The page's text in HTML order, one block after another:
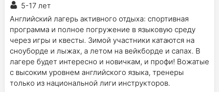
5-17 лет
Английский лагерь активного отдыха: спортивная
программа и полное погружение в языковую среду
через игры и квесты. Зимой участники катаются на
сноуборде и лыжах, а летом на вейкборде и сапах. В
лагере будет интересно и новичкам, и профи! Вожатые
с высоким уровнем английского языка, тренеры
только из национальной лиги инструкторов.